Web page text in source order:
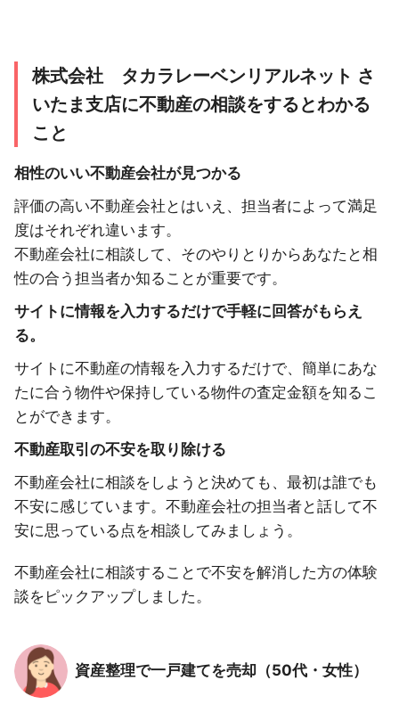
株式会社 タカラレーベンリアルネット さ
いたま支店に不動産の相談をするとわかる
こと
相性のいい不動産会社が見つかる
評価の高い不動産会社とはいえ、担当者によって満足
度はそれぞれ違います。
不動産会社に相談して、そのやりとりからあなたと相
性の合う担当者か知ることが重要です。
サイトに情報を入力するだけで手軽に回答がもらえ
る。
サイトに不動産の情報を入力するだけで、簡単にあな
たに合う物件や保持している物件の査定金額を知るこ
とができます。
不動産取引の不安を取り除ける
不動産会社に相談をしようと決めても、最初は誰でも
不安に感じています。不動産会社の担当者と話して不
安に思っている点を相談してみましょう。
不動産会社に相談することで不安を解消した方の体験
談をピックアップしました。
資産整理で一戸建てを売却（50代・女性）